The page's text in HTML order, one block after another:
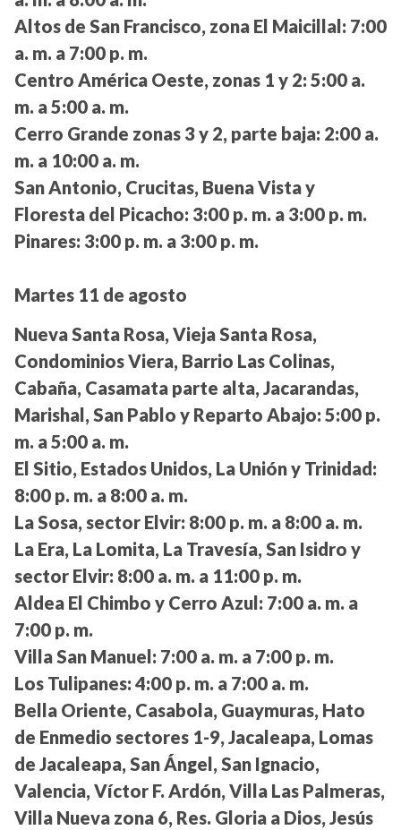
Altos de San Francisco, zona El Maicillal: 7:00
a. m. a 7:00 p. m.
Centro América Oeste, zonas 1 y 2: 5:00 a.
m. a 5:00 a. m.
Cerro Grande zonas 3 y 2, parte baja: 2:00 a.
m. a 10:00 a. m.
San Antonio, Crucitas, Buena Vista y
Floresta del Picacho: 3:00 p. m. a 3:00 p. m.
Pinares: 3:00 p. m. a 3:00 p. m.
Martes 11 de agosto
Nueva Santa Rosa, Vieja Santa Rosa,
Condominios Viera, Barrio Las Colinas,
Cabaña, Casamata parte alta, Jacarandas,
Marishal, San Pablo y Reparto Abajo: 5:00 p.
m. a 5:00 a. m.
El Sitio, Estados Unidos, La Unión y Trinidad:
8:00 p. m. a 8:00 a. m.
La Sosa, sector Elvir: 8:00 p. m. a 8:00 a. m.
La Era, La Lomita, La Travesía, San Isidro y
sector Elvir: 8:00 a. m. a 11:00 p. m.
Aldea El Chimbo y Cerro Azul: 7:00 a. m. a
7:00 p. m.
Villa San Manuel: 7:00 a. m. a 7:00 p. m.
Los Tulipanes: 4:00 p. m. a 7:00 a. m.
Bella Oriente, Casabola, Guaymuras, Hato
de Enmedio sectores 1-9, Jacaleapa, Lomas
de Jacaleapa, San Ángel, San Ignacio,
Valencia, Víctor F. Ardón, Villa Las Palmeras,
Villa Nueva zona 6, Res. Gloria a Dios, Jesús